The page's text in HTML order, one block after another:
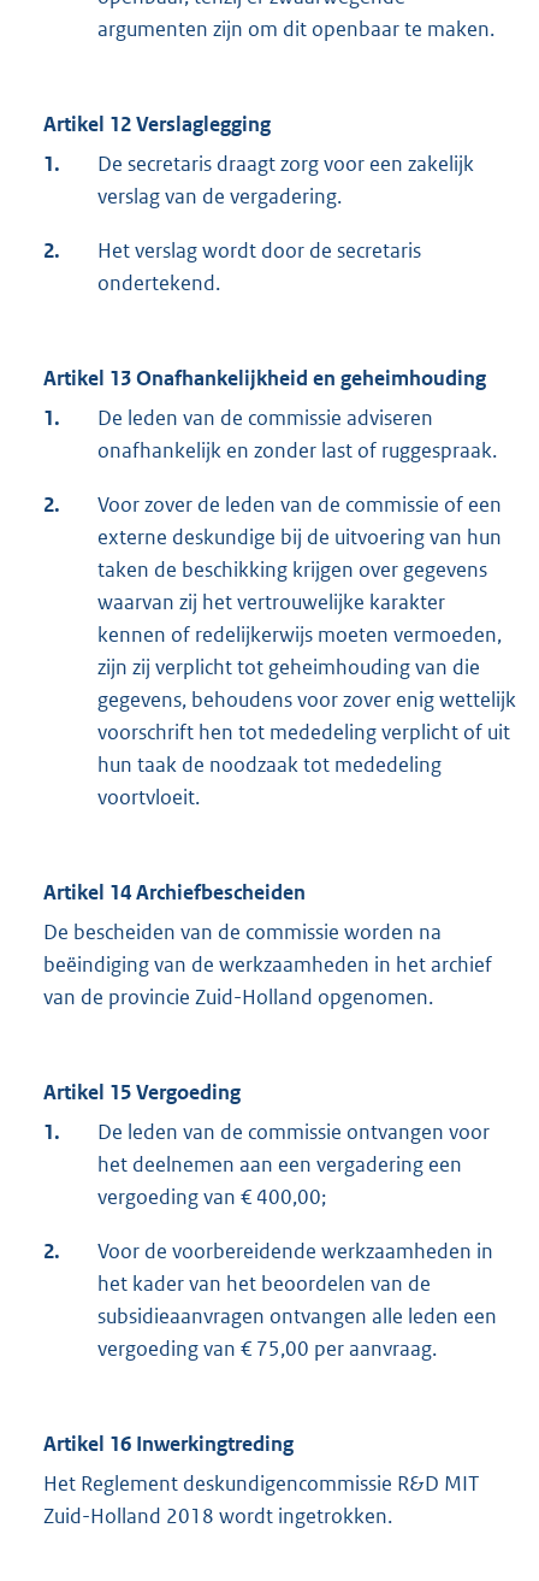
argumenten zijn om dit openbaar te maken.
Artikel 12 Verslaglegging
1.
De secretaris draagt zorg voor een zakelijk
verslag van de vergadering.
2.
Het verslag wordt door de secretaris
ondertekend.
Artikel 13 Onafhankelijkheid en geheimhouding
1.
De leden van de commissie adviseren
onafhankelijk en zonder last of ruggespraak.
2.
Voor zover de leden van de commissie of een
externe deskundige bij de uitvoering van hun
taken de beschikking krijgen over gegevens
waarvan zij het vertrouwelijke karakter
kennen of redelijkerwijs moeten vermoeden,
zijn zij verplicht tot geheimhouding van die
gegevens, behoudens voor zover enig wettelijk
voorschrift hen tot mededeling verplicht of uit
hun taak de noodzaak tot mededeling
voortvloeit.
Artikel 14 Archiefbescheiden
De bescheiden van de commissie worden na
beëindiging van de werkzaamheden in het archief
van de provincie Zuid-Holland opgenomen.
Artikel 15 Vergoeding
1.
De leden van de commissie ontvangen voor
het deelnemen aan een vergadering een
vergoeding van € 400,00;
2.
Voor de voorbereidende werkzaamheden in
het kader van het beoordelen van de
subsidieaanvragen ontvangen alle leden een
vergoeding van € 75,00 per aanvraag.
Artikel 16 Inwerkingtreding
Het Reglement deskundigencommissie R&D MIT
Zuid-Holland 2018 wordt ingetrokken.